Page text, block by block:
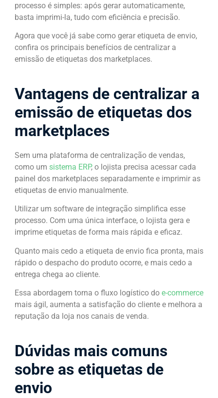
processo é simples: após gerar automaticamente,
basta imprimi-la, tudo com eficiência e precisão.
Agora que você já sabe como gerar etiqueta de envio,
confira os principais benefícios de centralizar a
emissão de etiquetas dos marketplaces.
Vantagens de centralizar a
emissão de etiquetas dos
marketplaces
Sem uma plataforma de centralização de vendas,
como um sistema ERP, o lojista precisa acessar cada
painel dos marketplaces separadamente e imprimir as
etiquetas de envio manualmente.
Utilizar um software de integração simplifica esse
processo. Com uma única interface, o lojista gera e
imprime etiquetas de forma mais rápida e eficaz.
Quanto mais cedo a etiqueta de envio fica pronta, mais
rápido o despacho do produto ocorre, e mais cedo a
entrega chega ao cliente.
Essa abordagem torna o fluxo logístico do e-commerce
mais ágil, aumenta a satisfação do cliente e melhora a
reputação da loja nos canais de venda.
Dúvidas mais comuns
sobre as etiquetas de
envio